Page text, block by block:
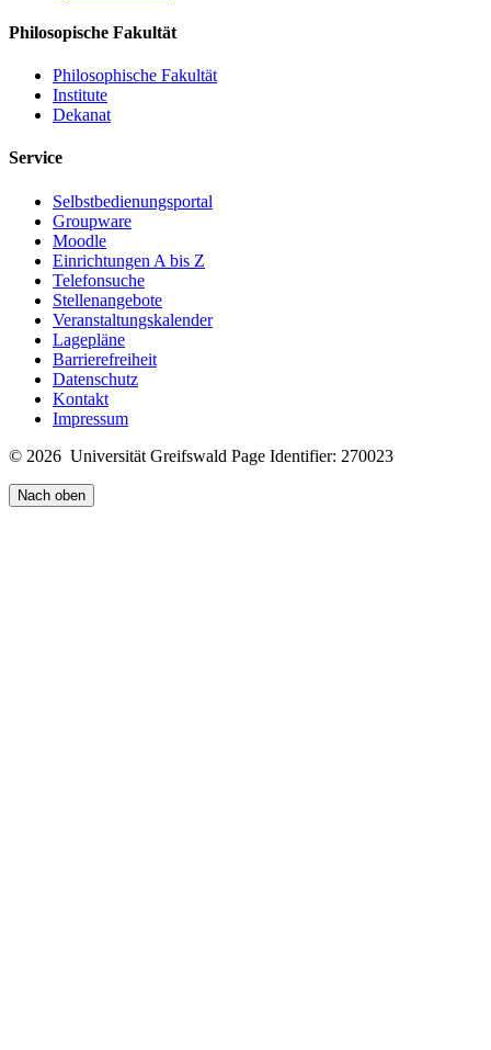
Philosopische Fakultät
Philosophische Fakultät
Institute
Dekanat
Service
Selbstbedienungsportal
Groupware
Moodle
Einrichtungen A bis Z
Telefonsuche
Stellenangebote
Veranstaltungskalender
Lagepläne
Barrierefreiheit
Datenschutz
Kontakt
Impressum
© 2026 Universität Greifswald Page Identifier: 270023
Nach oben